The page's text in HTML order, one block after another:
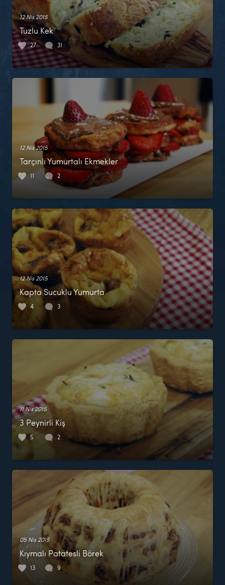
12 Nis 2015
Tuzlu Kek
27 31
12 Nis 2015
Tarçınlı Yumurtalı Ekmekler
11 2
12 Nis 2015
Kapta Sucuklu Yumurta
4 3
11 Nis 2015
3 Peynirli Kiş
5 2
05 Nis 2015
Kıymalı Patatesli Börek
13 9